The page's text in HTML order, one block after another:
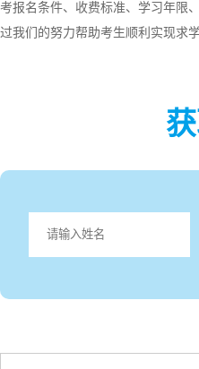
考报名条件、收费标准、学习年限
过我们的努力帮助考生顺利实现求学